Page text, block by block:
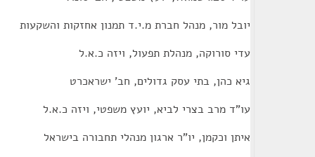
יובל מור, מנהל חברת מ.י.ד תמנון אחזקות והשקעות
עדי סורוקה, מנהלת תפעול, ויזה כ.א.ל
גיא כהן, בתי עסק גדולים, חב' ישראכרט
עו"ד מרב בצרי לביא, יועץ משפטי, ויזה כ.א.ל
איתן וכקמן, יו"ר ארגון מנהלי תחבורה בישראל